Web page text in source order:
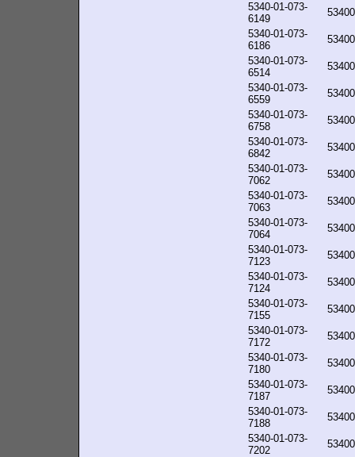
5340-01-073-
6149
5340-01-073-
6186
5340-01-073-
6514
5340-01-073-
6559
5340-01-073-
6758
5340-01-073-
6842
5340-01-073-
7062
5340-01-073-
7063
5340-01-073-
7064
5340-01-073-
7123
5340-01-073-
7124
5340-01-073-
7155
5340-01-073-
7172
5340-01-073-
7180
5340-01-073-
7187
5340-01-073-
7188
5340-01-073-
7202